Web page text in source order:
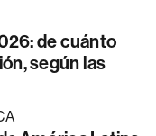
de cuánto
según las